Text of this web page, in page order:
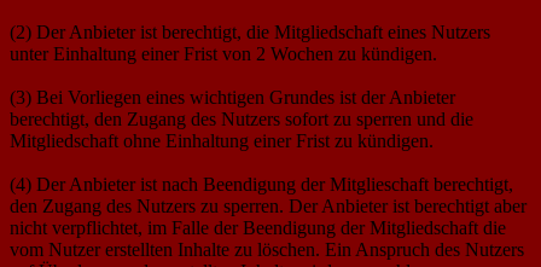
(2) Der Anbieter ist berechtigt, die Mitgliedschaft eines Nutzers
unter Einhaltung einer Frist von 2 Wochen zu kündigen.
(3) Bei Vorliegen eines wichtigen Grundes ist der Anbieter
berechtigt, den Zugang des Nutzers sofort zu sperren und die
Mitgliedschaft ohne Einhaltung einer Frist zu kündigen.
(4) Der Anbieter ist nach Beendigung der Mitglieschaft berechtigt,
den Zugang des Nutzers zu sperren. Der Anbieter ist berechtigt aber
nicht verpflichtet, im Falle der Beendigung der Mitgliedschaft die
vom Nutzer erstellten Inhalte zu löschen. Ein Anspruch des Nutzers